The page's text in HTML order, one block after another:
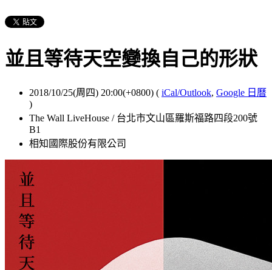
並且等待天空變換自己的形狀
2018/10/25(周四) 20:00(+0800) ( iCal/Outlook, Google 日曆
)
The Wall LiveHouse / 台北市文山區羅斯福路四段200號
B1
相知國際股份有限公司